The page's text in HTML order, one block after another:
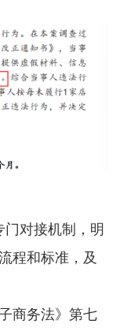
门对接机制，明
程和标准，及
商务法》第七